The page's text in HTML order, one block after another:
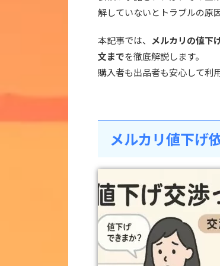
解していないとトラブルの原
本記事では、 メルカリの値下
文までを徹底解説します。
購入者も出品者も安心して利
メルカリ値下げ